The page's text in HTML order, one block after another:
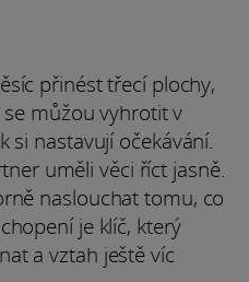
přinést třecí plochy,
můžou vyhrotit v
si nastavují očekávání.
uměli věci říct jasně.
naslouchat tomu, co
je klíč, který
a vztah ještě víc